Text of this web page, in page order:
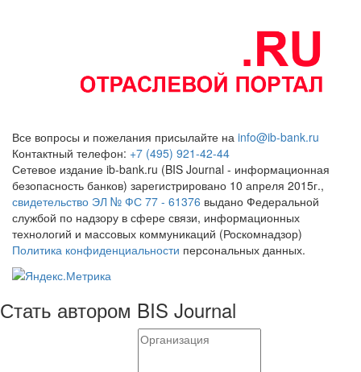
Все вопросы и пожелания присылайте на info@ib-bank.ru
Контактный телефон: +7 (495) 921-42-44
Сетевое издание ib-bank.ru (BIS Journal - информационная
безопасность банков) зарегистрировано 10 апреля 2015г.,
свидетельство ЭЛ № ФС 77 - 61376 выдано Федеральной
службой по надзору в сфере связи, информационных
технологий и массовых коммуникаций (Роскомнадзор)
Политика конфиденциальности персональных данных.
Стать автором BIS Journal